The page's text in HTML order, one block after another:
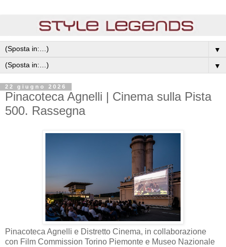
▼
▼
22 giugno 2026
Pinacoteca Agnelli | Cinema sulla Pista
500. Rassegna
Pinacoteca Agnelli e Distretto Cinema, in collaborazione
con Film Commission Torino Piemonte e Museo Nazionale